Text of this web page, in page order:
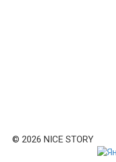
© 2026 NICE STORY